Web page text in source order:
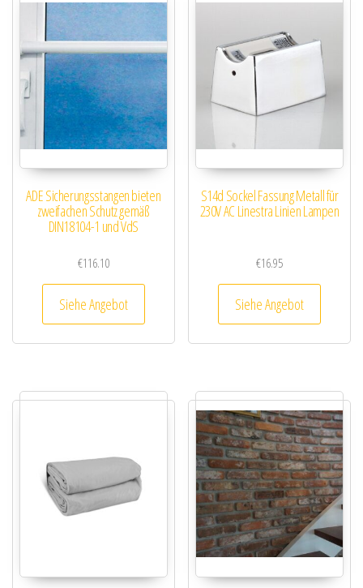
ADE Sicherungsstangen bieten
zweifachen Schutz gemäß
DIN18104-1 und VdS
€116.10
Siehe Angebot
S14d Sockel Fassung Metall für
230V AC Linestra Linien Lampen
€16.95
Siehe Angebot